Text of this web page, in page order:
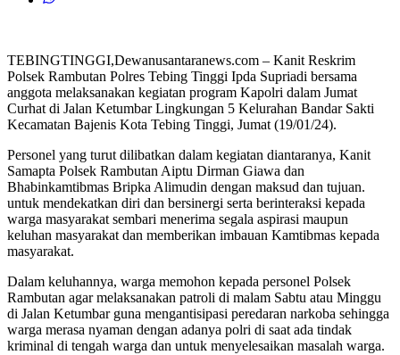
TEBINGTINGGI,Dewanusantaranews.com – Kanit Reskrim
Polsek Rambutan Polres Tebing Tinggi Ipda Supriadi bersama
anggota melaksanakan kegiatan program Kapolri dalam Jumat
Curhat di Jalan Ketumbar Lingkungan 5 Kelurahan Bandar Sakti
Kecamatan Bajenis Kota Tebing Tinggi, Jumat (19/01/24).
Personel yang turut dilibatkan dalam kegiatan diantaranya, Kanit
Samapta Polsek Rambutan Aiptu Dirman Giawa dan
Bhabinkamtibmas Bripka Alimudin dengan maksud dan tujuan.
untuk mendekatkan diri dan bersinergi serta berinteraksi kepada
warga masyarakat sembari menerima segala aspirasi maupun
keluhan masyarakat dan memberikan imbauan Kamtibmas kepada
masyarakat.
Dalam keluhannya, warga memohon kepada personel Polsek
Rambutan agar melaksanakan patroli di malam Sabtu atau Minggu
di Jalan Ketumbar guna mengantisipasi peredaran narkoba sehingga
warga merasa nyaman dengan adanya polri di saat ada tindak
kriminal di tengah warga dan untuk menyelesaikan masalah warga.